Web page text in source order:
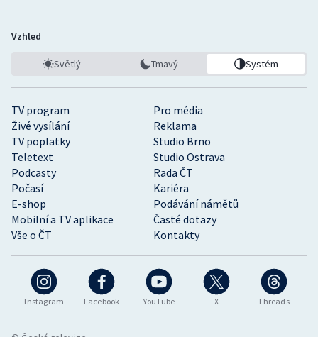
Instagram Facebook YouTube X Threads
TV program
Pro média
Živé vysílání
Reklama
TV poplatky
Studio Brno
Teletext
Studio Ostrava
Podcasty
Rada ČT
Počasí
Kariéra
E-shop
Podávání námětů
Mobilní a TV aplikace
Časté dotazy
Vše o ČT
Kontakty
Vzhled
Světlý Tmavý Systém